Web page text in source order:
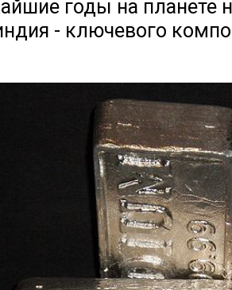
годы на планете
- ключевого